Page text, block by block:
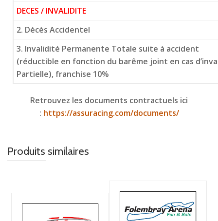
DECES / INVALIDITE
2. Décès Accidentel
3. Invalidité Permanente Totale suite à accident
(réductible en fonction du barême joint en cas
Partielle), franchise 10%
Retrouvez les documents contractuels ici
: https://assuracing.com/documents/
Produits similaires